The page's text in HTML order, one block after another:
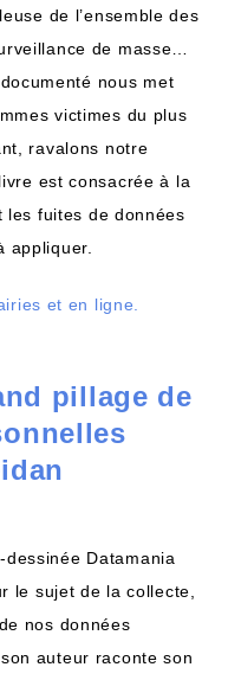
de l’ensemble des
de masse…
nous met
victimes du plus
ravalons notre
est consacrée à la
fuites de données
appliquer.
et en ligne.
pillage de
Datamania
le sujet de la collecte,
nos données
auteur raconte son